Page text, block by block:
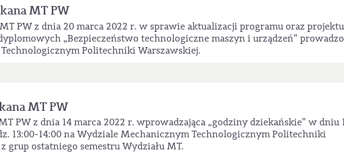
MT PW
PW z dnia 20 marca 2022 r. w sprawie aktualizacji programu oraz projektu
„Bezpieczeństwo technologiczne maszyn i urządzeń”
Politechniki Warszawskiej.
MT PW
PW z dnia 14 marca 2022 r. wprowadzająca „godziny dziekańskie” w dniu
13:00-14:00 na Wydziale Mechanicznym Technologicznym Politechniki
grup ostatniego semestru Wydziału MT.